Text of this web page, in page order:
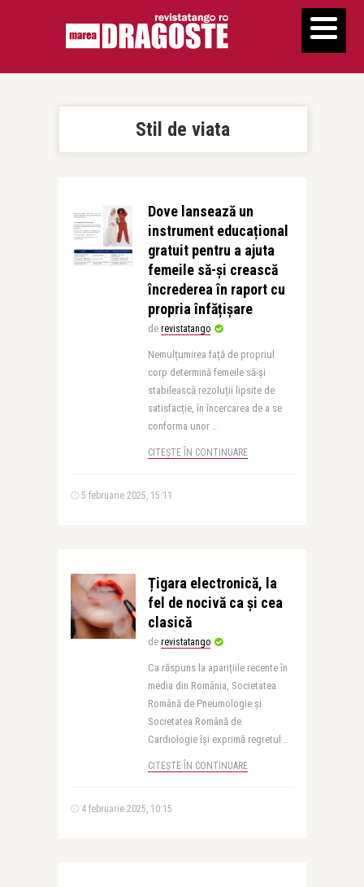
Stil de viata
Dove lansează un
instrument educațional
gratuit pentru a ajuta
femeile să-și crească
încrederea în raport cu
propria înfățișare
de revistatango
Nemulțumirea față de propriul
corp determină femeile să-și
stabilească rezoluții lipsite de
satisfacție, în încercarea de a se
conforma unor ..
CITEȘTE ÎN CONTINUARE
5 februarie 2025, 15:11
Țigara electronică, la
fel de nocivă ca și cea
clasică
de revistatango
Ca răspuns la aparițiile recente în
media din România, Societatea
Română de Pneumologie și
Societatea Română de
Cardiologie își exprimă regretul ..
CITEȘTE ÎN CONTINUARE
4 februarie 2025, 10:15